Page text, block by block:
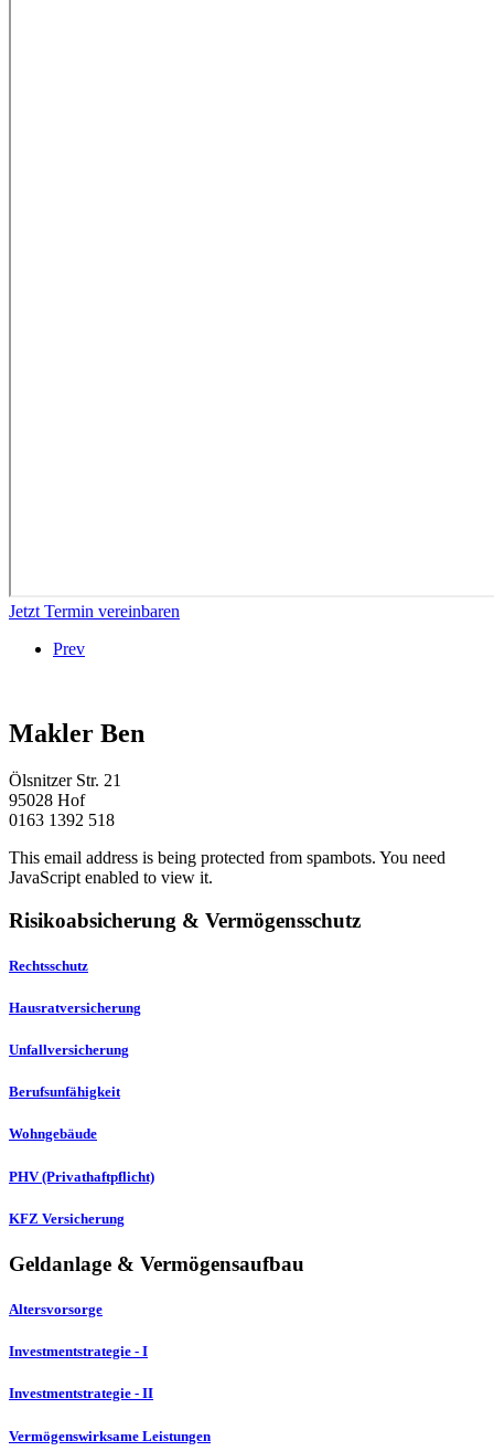
Jetzt Termin vereinbaren
Prev
Makler Ben
Ölsnitzer Str. 21
95028 Hof
0163 1392 518
This email address is being protected from spambots. You need
JavaScript enabled to view it.
Risikoabsicherung & Vermögensschutz
Rechtsschutz
Hausratversicherung
Unfallversicherung
Berufsunfähigkeit
Wohngebäude
PHV (Privathaftpflicht)
KFZ Versicherung
Geldanlage & Vermögensaufbau
Altersvorsorge
Investmentstrategie - I
Investmentstrategie - II
Vermögenswirksame Leistungen